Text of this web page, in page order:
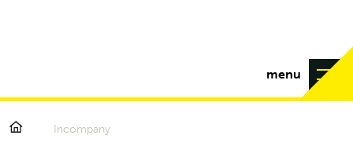
menu
Incompany